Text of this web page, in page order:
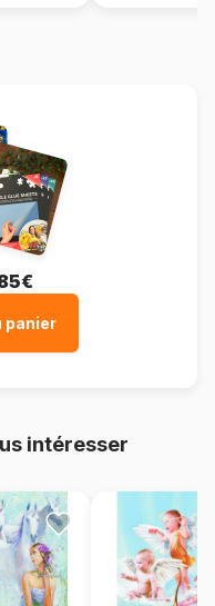
panier
intéresser